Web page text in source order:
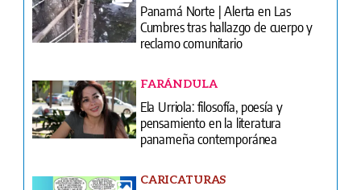
Panamá Norte | Alerta en Las
Cumbres tras hallazgo de cuerpo y
reclamo comunitario
FARÁNDULA
Ela Urriola: filosofía, poesía y
pensamiento en la literatura
panameña contemporánea
CARICATURAS